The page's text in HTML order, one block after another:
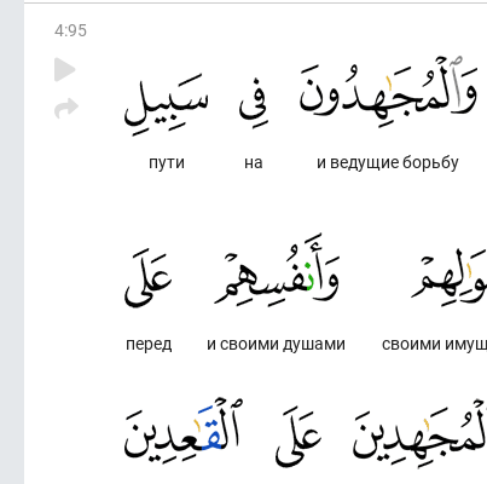
4:95
и ведущие борьбу
на
пути
своими
и своими душами
перед